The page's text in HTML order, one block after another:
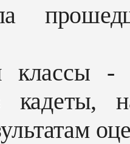
классы -
ка­деты,